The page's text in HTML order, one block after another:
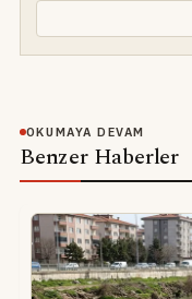
OKUMAYA DEVAM
Benzer Haberler